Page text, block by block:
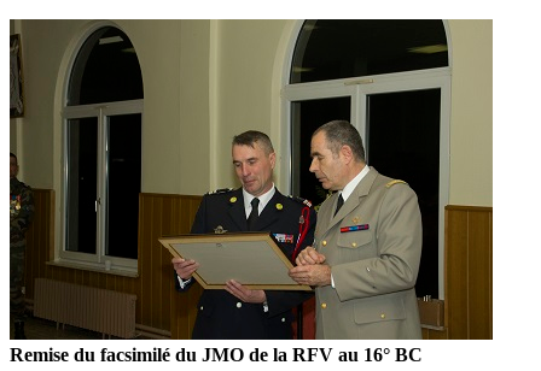
Remise du facsimilé du JMO de la RFV au 16° BC